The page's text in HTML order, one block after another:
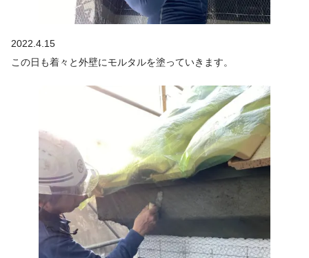
2022.4.15
この日も着々と外壁にモルタルを塗っていきます。